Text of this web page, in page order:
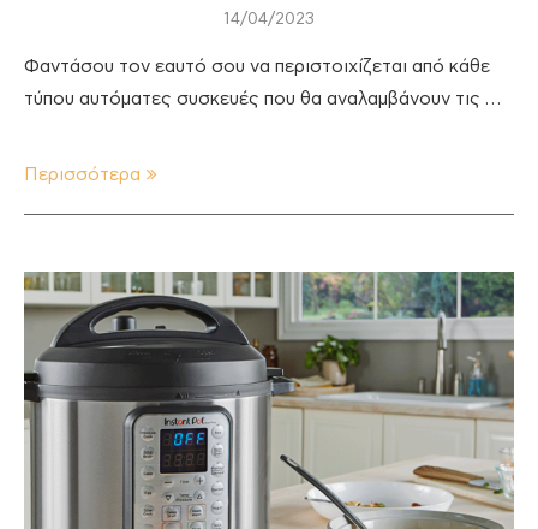
14/04/2023
Φαντάσου τον εαυτό σου να περιστοιχίζεται από κάθε
τύπου αυτόματες συσκευές που θα αναλαμβάνουν τις …
Περισσότερα